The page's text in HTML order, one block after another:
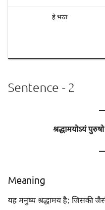
हे भरत
Sentence - 2
श्रद्धामयोऽयं
Meaning
यह मनुष्य श्रद्धामय है; जिसकी